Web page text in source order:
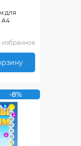
для
А4
избранное
-8%